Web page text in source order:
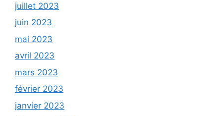
juillet 2023
juin 2023
mai 2023
avril 2023
mars 2023
février 2023
janvier 2023